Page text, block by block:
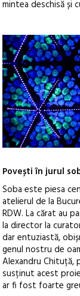
mintea deschisă și
Povești în jurul
Soba este piesa
atelierul de la
RDW. La cărat au
la director la
dar entuziastă,
genul nostru de
Alexandru Chituță,
susținut acest
ar fi fost foarte